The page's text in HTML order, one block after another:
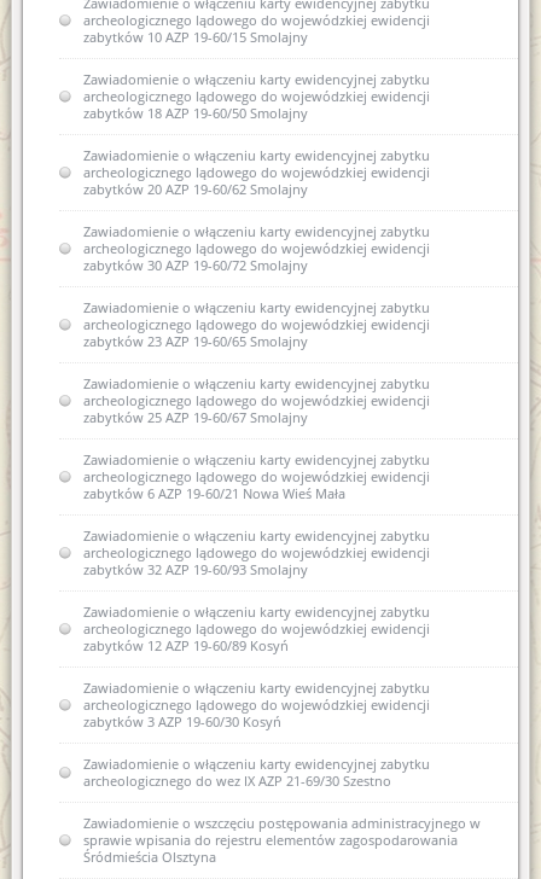
archeologicznego lądowego do wojewódzkiej ewidencji
zabytków 10 AZP 19-60/15 Smolajny
Zawiadomienie o włączeniu karty ewidencyjnej zabytku
archeologicznego lądowego do wojewódzkiej ewidencji
zabytków 18 AZP 19-60/50 Smolajny
Zawiadomienie o włączeniu karty ewidencyjnej zabytku
archeologicznego lądowego do wojewódzkiej ewidencji
zabytków 20 AZP 19-60/62 Smolajny
Zawiadomienie o włączeniu karty ewidencyjnej zabytku
archeologicznego lądowego do wojewódzkiej ewidencji
zabytków 30 AZP 19-60/72 Smolajny
Zawiadomienie o włączeniu karty ewidencyjnej zabytku
archeologicznego lądowego do wojewódzkiej ewidencji
zabytków 23 AZP 19-60/65 Smolajny
Zawiadomienie o włączeniu karty ewidencyjnej zabytku
archeologicznego lądowego do wojewódzkiej ewidencji
zabytków 25 AZP 19-60/67 Smolajny
Zawiadomienie o włączeniu karty ewidencyjnej zabytku
archeologicznego lądowego do wojewódzkiej ewidencji
zabytków 6 AZP 19-60/21 Nowa Wieś Mała
Zawiadomienie o włączeniu karty ewidencyjnej zabytku
archeologicznego lądowego do wojewódzkiej ewidencji
zabytków 32 AZP 19-60/93 Smolajny
Zawiadomienie o włączeniu karty ewidencyjnej zabytku
archeologicznego lądowego do wojewódzkiej ewidencji
zabytków 12 AZP 19-60/89 Kosyń
Zawiadomienie o włączeniu karty ewidencyjnej zabytku
archeologicznego lądowego do wojewódzkiej ewidencji
zabytków 3 AZP 19-60/30 Kosyń
Zawiadomienie o włączeniu karty ewidencyjnej zabytku
archeologicznego do wez IX AZP 21-69/30 Szestno
Zawiadomienie o wszczęciu postępowania administracyjnego w
sprawie wpisania do rejestru elementów zagospodarowania
Śródmieścia Olsztyna